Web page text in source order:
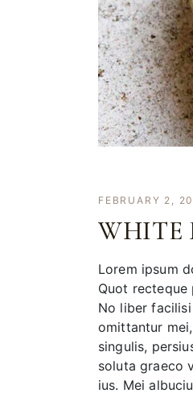
FEBRUARY 2,
WHITE
Lorem ipsum
Quot recteque
No liber
omittantur
singulis,
soluta graeco
ius. Mei